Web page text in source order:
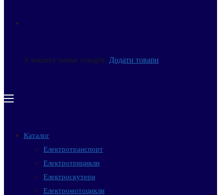
У кошику немає товарів. Додати товари
Каталог
Електротранспорт
Електротрицикли
Електроскутери
Електромотоцикли